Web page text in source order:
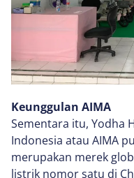
Keunggulan AIMA
Sementara itu, Yodha
Indonesia atau AIMA
merupakan merek
listrik nomor satu di